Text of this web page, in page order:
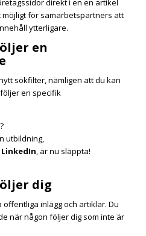
direkt i en en artikel
för samarbetspartners att
ytterligare.
en
sökfilter, nämligen att du kan
en specifik
utbildning,
, är nu släppta!
dig
inlägg och artiklar. Du
när någon följer dig som inte är